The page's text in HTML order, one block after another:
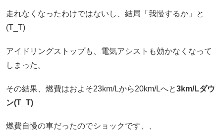
走れなくなったわけではないし、結局「我慢するか」と
(T_T)
アイドリングストップも、電気アシストも効かなくなって
しまった。
その結果、燃費はおよそ23km/Lから20km/Lへと3km/Lダウ
ン(T_T)
燃費自慢の車だったのでショックです、、